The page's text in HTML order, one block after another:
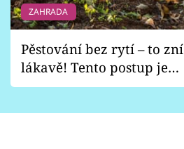
ZAHRADA
Pěstování bez rytí – to zní
lákavě! Tento postup je
vhodný jen pro některé